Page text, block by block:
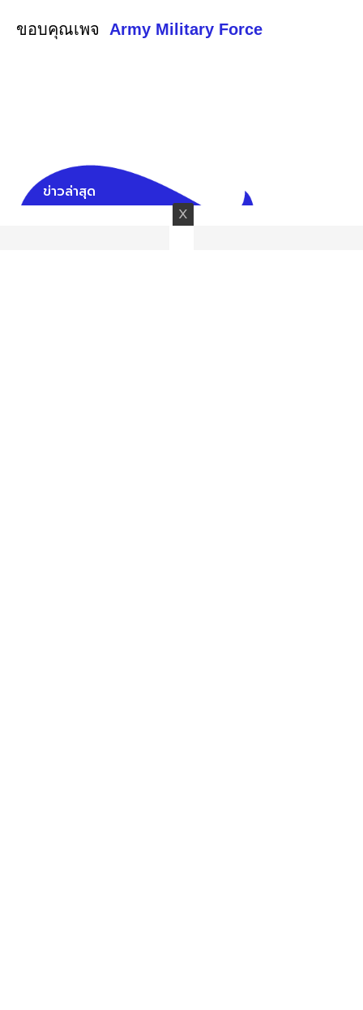
ขอบคุณเพจ Army Military Force
ข่าวล่าสุด